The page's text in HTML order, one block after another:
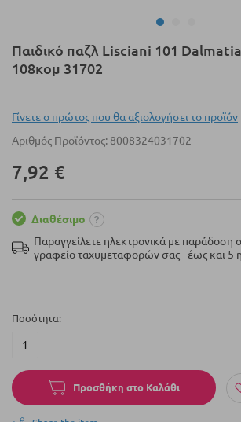
Μετάβαση
στην
συλλογής
Παιδικό παζλ Lisciani 101
108κομ 31702
Γίνετε ο πρώτος που θα αξιολογήσει το προϊόν
Αριθμός Προϊόντος 8008324031702
7,92 €
Διαθέσιμο
Παραγγείλετε ηλεκτρονικά με παράδοση
γραφείο ταχυμεταφορών σας - έως και 5
Ποσότητα
Προσθήκη στο Καλάθι